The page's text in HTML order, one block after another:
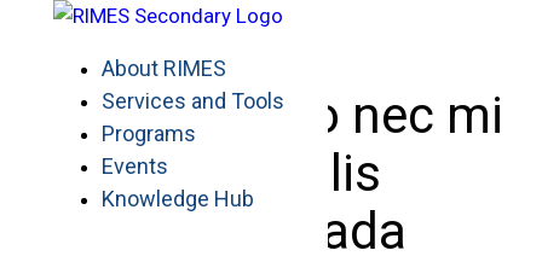
About RIMES
Services and Tools
Programs
Events
Knowledge Hub
Etiam a odio nec mi
convallis
malesuada